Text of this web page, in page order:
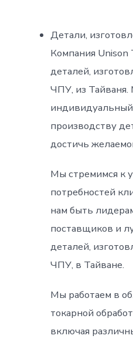
Детали,
Компания
деталей,
ЧПУ, из
производству
достичь
Мы стремимся к
потребностей
нам быть
поставщиков и
деталей,
ЧПУ, в Тайване.
Мы работаем в
токарной
включая